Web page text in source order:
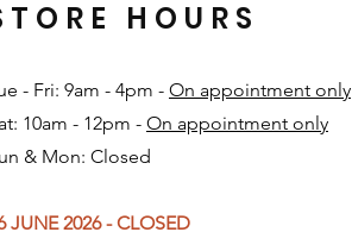
- Fri: 9am - 4pm - On appointment only
10am - 12pm - On appointment only
& Mon: Closed​
JUNE 2026 - CLOSED
HOURS